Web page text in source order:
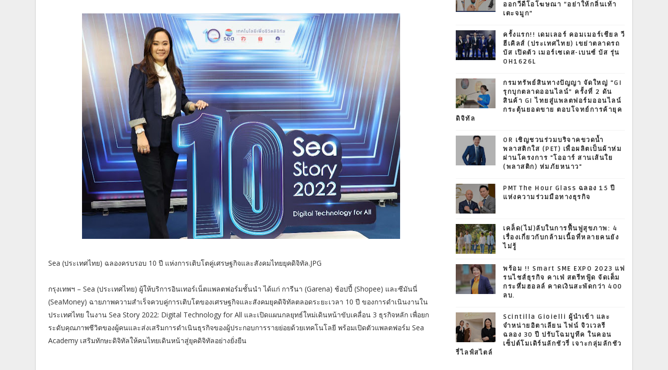
Sea (ประเทศไทย) ฉลองครบรอบ 10 ปี แห่งการเติบโตคู่เศรษฐกิจและสังคมไทยยุคดิจิทัล.JPG
กรุงเทพฯ – Sea (ประเทศไทย) ผู้ให้บริการอินเทอร์เน็ตแพลตฟอร์มชั้นนำ ได้แก่ การีนา (Garena) ช้อปปี้ (Shopee) และซีมันนี่
(SeaMoney) ฉายภาพความสำเร็จควบคู่การเติบโตของเศรษฐกิจและสังคมยุคดิจิทัลตลอดระยะเวลา 10 ปี ของการดำเนินงานใน
ประเทศไทย ในงาน Sea Story 2022: Digital Technology for All และเปิดแผนกลยุทธ์ใหม่เดินหน้าขับเคลื่อน 3 ธุรกิจหลัก เพื่อยก
ระดับคุณภาพชีวิตของผู้คนและส่งเสริมการดำเนินธุรกิจของผู้ประกอบการรายย่อยด้วยเทคโนโลยี พร้อมเปิดตัวแพลตฟอร์ม Sea
Academy เสริมทักษะดิจิทัลให้คนไทยเดินหน้าสู่ยุคดิจิทัลอย่างยั่งยืน
ออกวีดีโอโฆษณา “อย่าให้กลิ่นเท้า
เตะจมูก”
ครั้งแรก!! เดมเลอร์ คอมเมอร์เชียล วี
ฮีเคิลส์ (ประเทศไทย) เขย่าตลาดรถ
บัส เปิดตัว เมอร์เซเดส-เบนซ์ บัส รุ่น
OH1626L
กรมทรัพย์สินทางปัญญา จัดใหญ่ “GI
รุกบุกตลาดออนไลน์” ครั้งที่ 2 ดัน
สินค้า GI ไทยสู่แพลตฟอร์มออนไลน์
กระตุ้นยอดขาย ตอบโจทย์การค้ายุค
ดิจิทัล
OR เชิญชวนร่วมบริจาคขวดน้ำ
พลาสติกใส (PET) เพื่อผลิตเป็นผ้าห่ม
ผ่านโครงการ "โออาร์ สานเส้นใย
(พลาสติก) ห่มภัยหนาว"
PMT The Hour Glass ฉลอง 15 ปี
แห่งความร่วมมือทางธุรกิจ
เคล็ด(ไม่)ลับในการฟื้นฟูสุขภาพ: 4
เรื่องเกี่ยวกับกล้ามเนื้อที่หลายคนยัง
ไม่รู้
พร้อม !! Smart SME EXPO 2023 แฟ
รนไชส์ธุรกิจ คาเฟ่ สตรีทฟู้ด จัดเต็ม
กระหึ่มฮอลล์ คาดเงินสะพัดกว่า 400
ลบ.
Scintilla Gioielli ผู้นำเข้า และ
จำหน่ายอิตาเลียน ไฟน์ จิวเวลรี
ฉลอง 30 ปี ปรับโฉมบูทีค ในคอน
เซ็ปต์โมเดิร์นลักชัวรี่ เจาะกลุ่มลักชัว
รี่ไลฟ์สไตล์